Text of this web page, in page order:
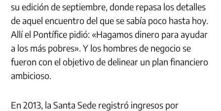
su edición de septiembre, donde repasa los detalles
de aquel encuentro del que se sabía poco hasta hoy.
Allí el Pontífice pidió: «Hagamos dinero para ayudar
a los más pobres». Y los hombres de negocio se
fueron con el objetivo de delinear un plan financiero
ambicioso.
En 2013, la Santa Sede registró ingresos por